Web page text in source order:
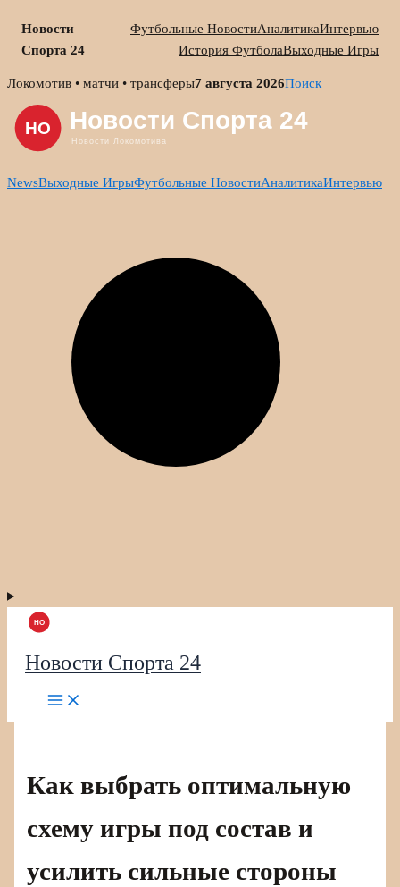
Новости
Спорта 24
Футбольные НовостиАналитикаИнтервью
История ФутболаВыходные Игры
Skip
content
Локомотив • матчи • трансферы7 августа 2026Поиск
NewsВыходные ИгрыФутбольные НовостиАналитикаИнтервью
Новости Спорта 24
Как выбрать оптимальную
схему игры под состав и
усилить сильные стороны